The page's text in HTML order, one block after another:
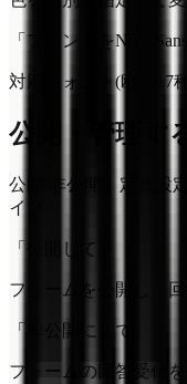
「フォントをNoto
対応フォント(欧文17
公開・管理する
公開/非公開、定員設
イブ
「公開して」
フォームを公開し、
「非公開にして」
フォームの回答受付